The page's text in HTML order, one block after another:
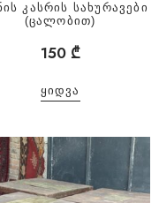
კასრის სახურავები
(ცალობით)
150 ₾
ᲧᲘᲓᲕᲐ